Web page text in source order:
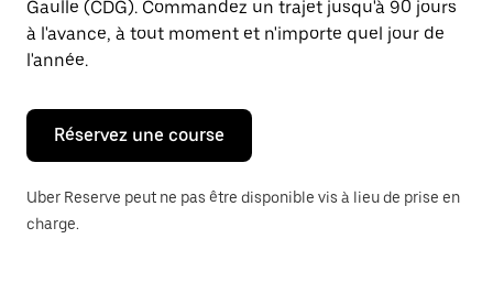
la
touche
Échap
pour
le
calendrier.
Gaulle (CDG). Commandez un trajet jusqu'à 90 jours
à l'avance, à tout moment et n'importe quel jour de
l'année.
Réservez une course
Uber Reserve peut ne pas être disponible vis à lieu de prise en
charge.